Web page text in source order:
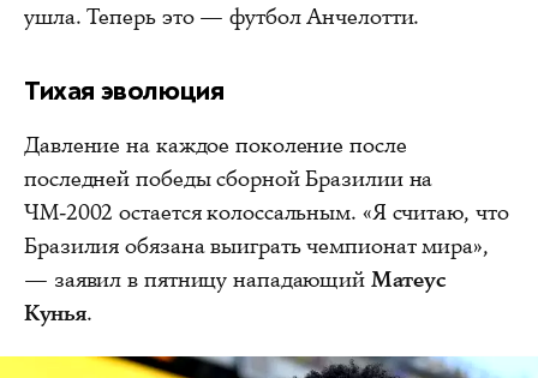
ушла. Теперь это — футбол Анчелотти.
Тихая эволюция
Давление на каждое поколение после
последней победы сборной Бразилии на
ЧМ-2002 остается колоссальным. «Я считаю, что
Бразилия обязана выиграть чемпионат мира»,
— заявил в пятницу нападающий Матеус
Кунья.